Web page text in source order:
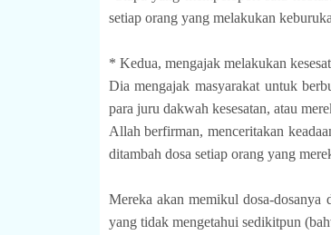
setiap orang yang melakukan
* Kedua, mengajak melakukan
Dia mengajak masyarakat untuk
para juru dakwah kesesatan, atau
Allah berfirman, menceritakan
ditambah dosa setiap orang yang
Mereka akan memikul dosa-dosanya
yang tidak mengetahui sedikitpun